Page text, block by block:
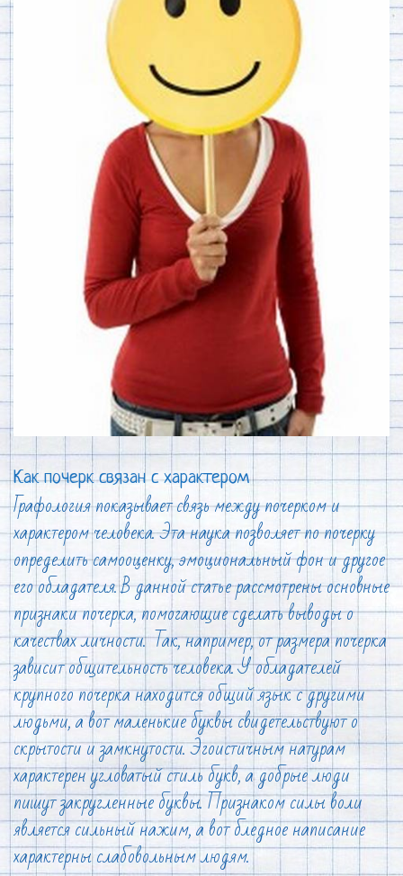
Как почерк связан с характером
Графология показывает связь между почерком и
характером человека. Эта наука позволяет по почерку
определить самооценку, эмоциональный фон и другое
его обладателя. В данной статье рассмотрены основные
признаки почерка, помогающие сделать выводы о
качествах личности. Так, например, от размера почерка
зависит общительность человека. У обладателей
крупного почерка находится общий язык с другими
людьми, а вот маленькие буквы свидетельствуют о
скрытости и замкнутости. Эгоистичным натурам
характерен угловатый стиль букв, а добрые люди
пишут закругленные буквы. Признаком силы воли
является сильный нажим, а вот бледное написание
характерны слабовольным людям.